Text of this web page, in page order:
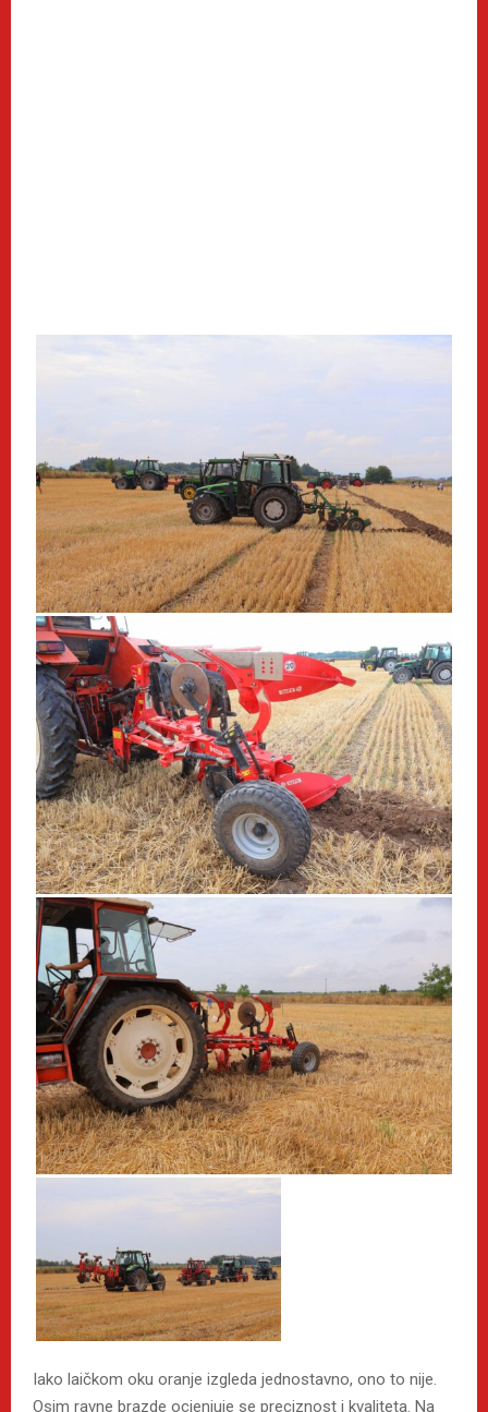
Iako laičkom oku oranje izgleda jednostavno, ono to nije.
Osim ravne brazde ocjenjuje se preciznost i kvaliteta. Na